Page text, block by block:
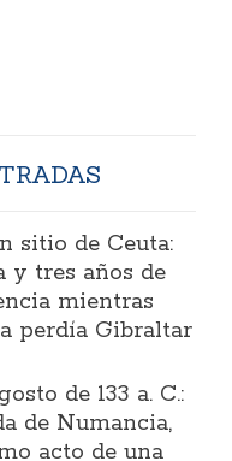
sitio de Ceuta:
y tres años de
mientras
perdía Gibraltar
de 133 a. C.:
de Numancia,
acto de una